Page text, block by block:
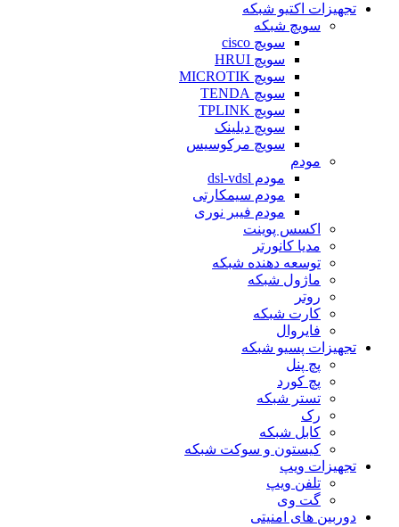
تجهیزات اکتیو شبکه
سویچ شبکه
سویچ cisco
سویچ HRUI
سویچ MICROTIK
سویچ TENDA
سویچ TPLINK
سویچ دیلینک
سویچ مرکوسیس
مودم
مودم dsl-vdsl
مودم سیمکارتی
مودم فیبر نوری
اکسس پوینت
مدیا کانورتر
توسعه دهنده شبکه
ماژول شبکه
روتر
کارت شبکه
فایروال
تجهیزات پسیو شبکه
پچ پنل
پچ کورد
تستر شبکه
رک
کابل شبکه
کیستون و سوکت شبکه
تجهیزات ویپ
تلفن ویپ
گت وی
دوربین های امنیتی